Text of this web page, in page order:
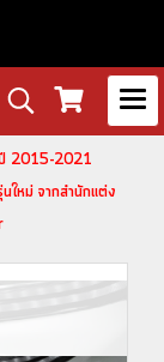
2015-2021
หม่ จากสำนักแต่ง